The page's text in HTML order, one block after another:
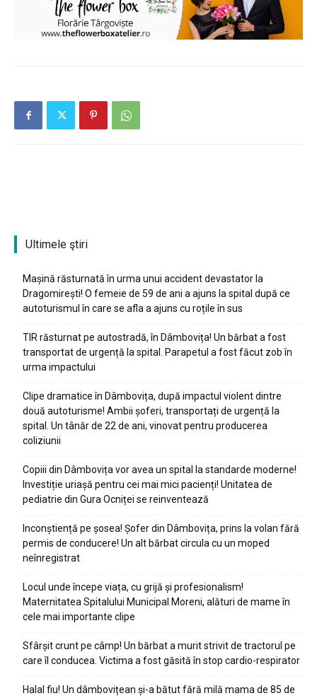
Ultimele ştiri
Mașină răsturnată în urma unui accident devastator la
Dragomirești! O femeie de 59 de ani a ajuns la spital după ce
autoturismul în care se afla a ajuns cu roțile în sus
TIR răsturnat pe autostradă, în Dâmbovița! Un bărbat a fost
transportat de urgență la spital. Parapetul a fost făcut zob în
urma impactului
Clipe dramatice în Dâmbovița, după impactul violent dintre
două autoturisme! Ambii șoferi, transportați de urgență la
spital. Un tânăr de 22 de ani, vinovat pentru producerea
coliziunii
Copiii din Dâmbovița vor avea un spital la standarde moderne!
Investiție uriașă pentru cei mai mici pacienți! Unitatea de
pediatrie din Gura Ocniței se reinventează
Inconștiență pe șosea! Șofer din Dâmbovița, prins la volan fără
permis de conducere! Un alt bărbat circula cu un moped
neînregistrat
Locul unde începe viața, cu grijă și profesionalism!
Maternitatea Spitalului Municipal Moreni, alături de mame în
cele mai importante clipe
Sfârșit crunt pe câmp! Un bărbat a murit strivit de tractorul pe
care îl conducea. Victima a fost găsită în stop cardio-respirator
Halal fiu! Un dâmbovițean și-a bătut fără milă mama de 85 de